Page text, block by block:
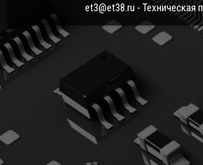
et3@et38.ru - Техническая